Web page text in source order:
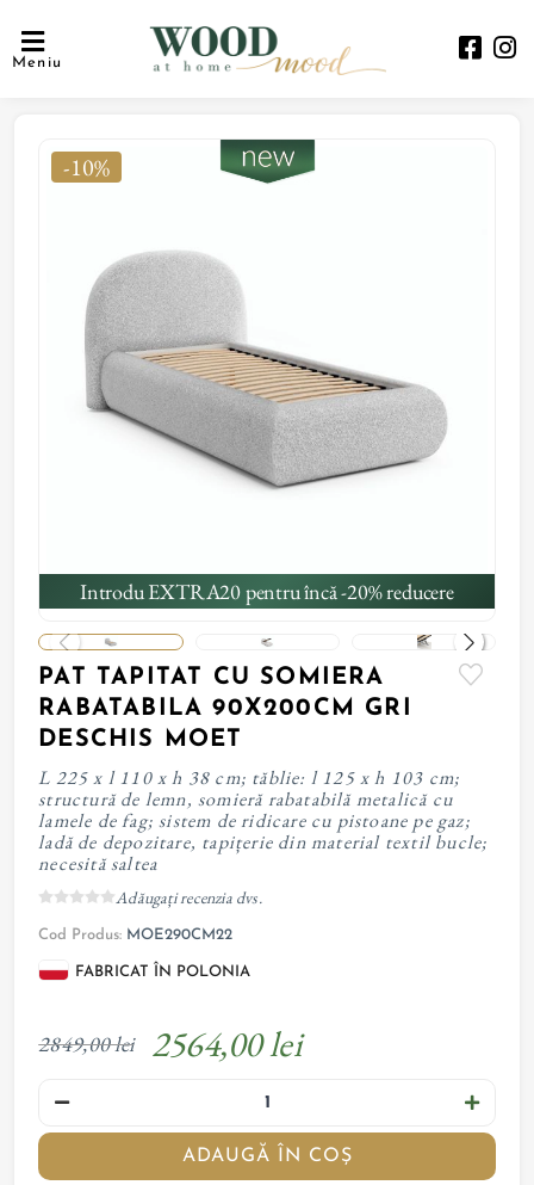
Meniu
-10%
Introdu EXTRA20 pentru încă -20% reducere
PAT TAPITAT CU SOMIERA
RABATABILA 90X200CM GRI
DESCHIS MOET
L 225 x l 110 x h 38 cm; tăblie: l 125 x h 103 cm;
structură de lemn, somieră rabatabilă metalică cu
lamele de fag; sistem de ridicare cu pistoane pe gaz;
ladă de depozitare, tapițerie din material textil bucle;
necesită saltea
Adăugați recenzia dvs.
Cod Produs: MOE290CM22
FABRICAT ÎN POLONIA
2849,00 lei 2564,00 lei
ADAUGĂ ÎN COȘ